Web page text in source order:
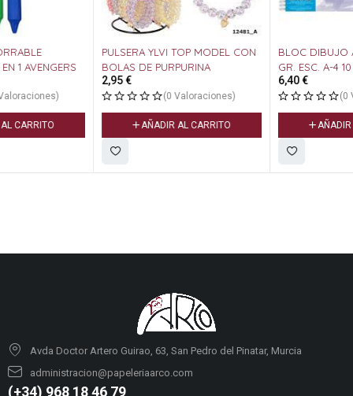
PULSERA YLVI TOP MODEL CON
BOLAS DE PURPURINA
(0 Valoraciones)
AÑADIR AL CARRITO
BLOC DIBUJO ACUARELAS 370
GR. ESC. A-4 10 HOJAS 23*32,5
CM + 3 PINCELES CARSON
(0 Valoraciones)
AÑADIR AL CARRITO
Avda Doctor Artero Guirao, 63, San Pedro del Pinatar, Murcia
administracion@papeleriaarco.com
(+34) 968 18 46 79